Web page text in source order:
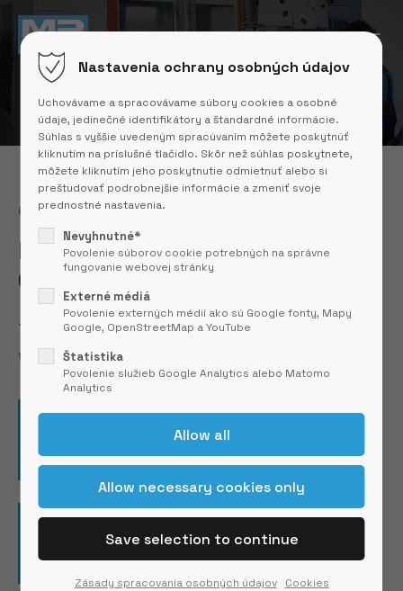
Contact
CONTACT
Planning a new project?
Contact us
There are many ways to execute a project, but
we help ensure a precise and efficient process.
Adress
Južná Trieda 78, 040 01 Košice
Phone Number
+421 948 084 635
Nastavenia ochrany osobných údajov
Uchovávame a spracovávame súbory cookies a osobné
údaje, jedinečné identifikátory a štandardné informácie.
Súhlas s vyššie uvedeným spracúvaním môžete poskytnúť
kliknutím na príslušné tlačidlo. Skôr než súhlas poskytnete,
môžete kliknutím jeho poskytnutie odmietnuť alebo si
preštudovať podrobnejšie informácie a zmeniť svoje
prednostné nastavenia.
Nevyhnutné*
Povolenie súborov cookie potrebných na správne
fungovanie webovej stránky
Externé médiá
Povolenie externých médií ako sú Google fonty, Mapy
Google, OpenStreetMap a YouTube
Štatistika
Povolenie služieb Google Analytics alebo Matomo
Analytics
Zásady spracovania osobných údajov Cookies